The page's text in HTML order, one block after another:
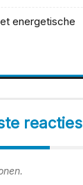
energetische
reacties